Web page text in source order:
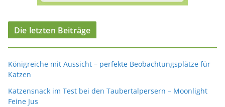
Die letzten Beiträge
Königreiche mit Aussicht – perfekte Beobachtungsplätze für
Katzen
Katzensnack im Test bei den Taubertalpersern – Moonlight
Feine Jus